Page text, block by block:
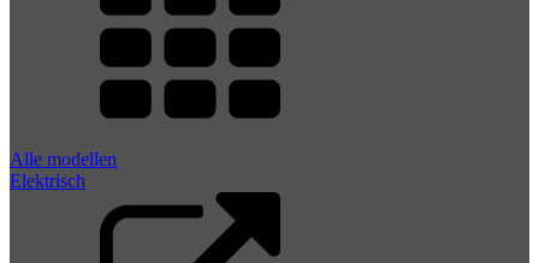
Alle modellen
Elektrisch